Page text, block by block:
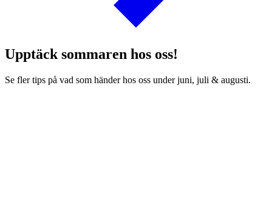
Upptäck sommaren hos oss!
Se fler tips på vad som händer hos oss under juni, juli & augusti.